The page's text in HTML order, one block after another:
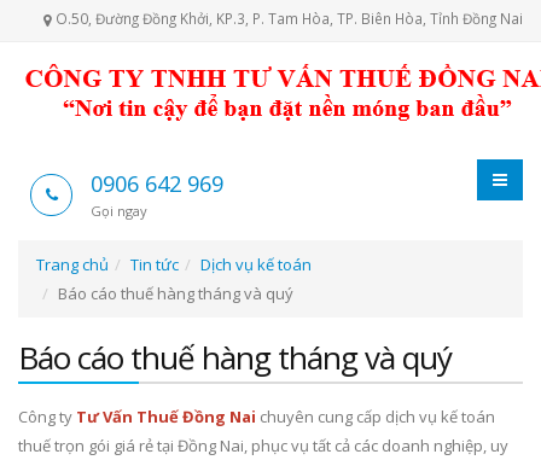
O.50, Đường Đồng Khởi, KP.3, P. Tam Hòa, TP. Biên Hòa, Tỉnh Đồng Nai
0906 642 969
Gọi ngay
Trang chủ Tin tức
Dịch vụ kế toán
Báo cáo thuế hàng tháng và quý
Báo cáo thuế hàng tháng và quý
Công ty Tư Vấn Thuế Đồng Nai chuyên cung cấp dịch vụ kế toán
thuế trọn gói giá rẻ tại Đồng Nai, phục vụ tất cả các doanh nghiệp, uy